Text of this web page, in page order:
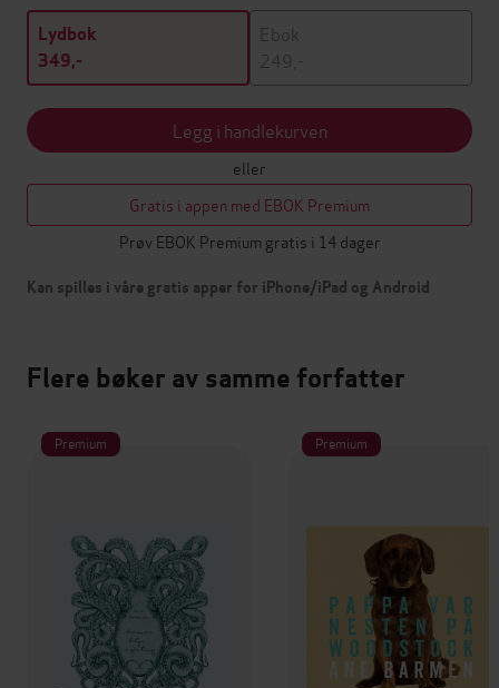
Lydbok
349,-
Ebok
249,-
Legg i handlekurven
eller
Gratis i appen med EBOK Premium
Prøv EBOK Premium gratis i 14 dager
Kan spilles i våre gratis apper for iPhone/iPad og Android
Flere bøker av samme forfatter
Premium Premium